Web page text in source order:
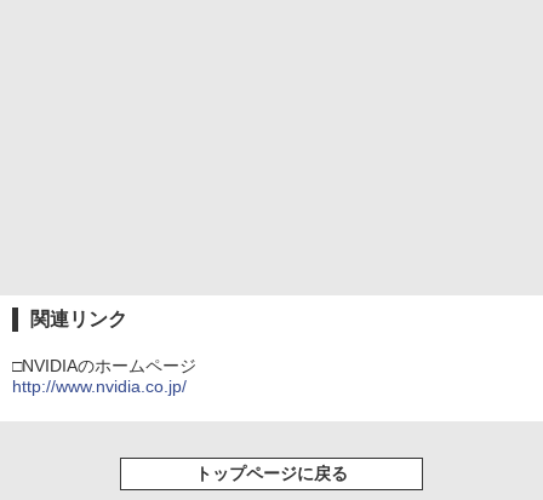
関連リンク
□NVIDIAのホームページ
http://www.nvidia.co.jp/
トップページに戻る